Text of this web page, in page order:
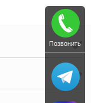
Позвонить